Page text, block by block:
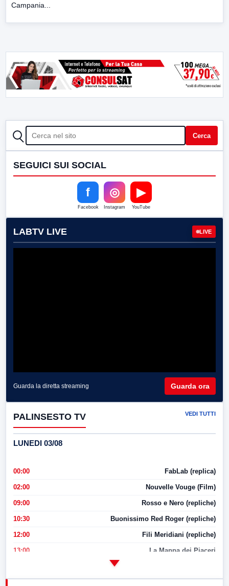
Campania...
CERCA Cerca
SEGUICI SUI SOCIAL
f
Facebook
◎
Instagram
▶
YouTube
LABTV LIVE LIVE
Guarda la diretta streaming Guarda ora
PALINSESTO TV VEDI TUTTI
LUNEDI 03/08
00:00 FabLab (replica)
02:00 Nouvelle Vouge (Film)
09:00 Rosso e Nero (repliche)
10:30 Buonissimo Red Roger (repliche)
12:00 Fili Meridiani (repliche)
13:00 La Mappa dei Piaceri